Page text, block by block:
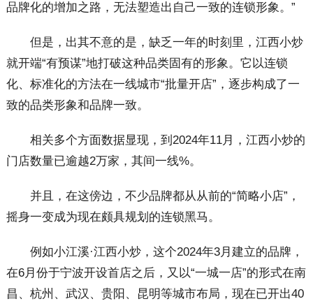
品牌化的增加之路，无法塑造出自己一致的连锁形象。”
但是，出其不意的是，缺乏一年的时刻里，江西小炒
就开端“有预谋”地打破这种品类固有的形象。它以连锁
化、标准化的方法在一线城市“批量开店”，逐步构成了一
致的品类形象和品牌一致。
相关多个方面数据显现，到2024年11月，江西小炒的
门店数量已逾越2万家，其间一线%。
并且，在这傍边，不少品牌都从从前的“简略小店”，
摇身一变成为现在颇具规划的连锁黑马。
例如小江溪·江西小炒，这个2024年3月建立的品牌，
在6月份于宁波开设首店之后，又以“一城一店”的形式在南
昌、杭州、武汉、贵阳、昆明等城市布局，现在已开出40